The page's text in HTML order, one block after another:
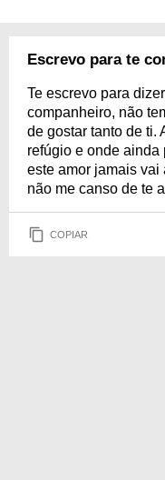
Escrevo para te
Te escrevo para
companheiro, não
de gostar tanto de ti.
refúgio e onde ainda
este amor jamais vai
não me canso de te
COPIAR